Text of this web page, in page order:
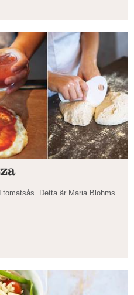
Detta är Maria Blohms